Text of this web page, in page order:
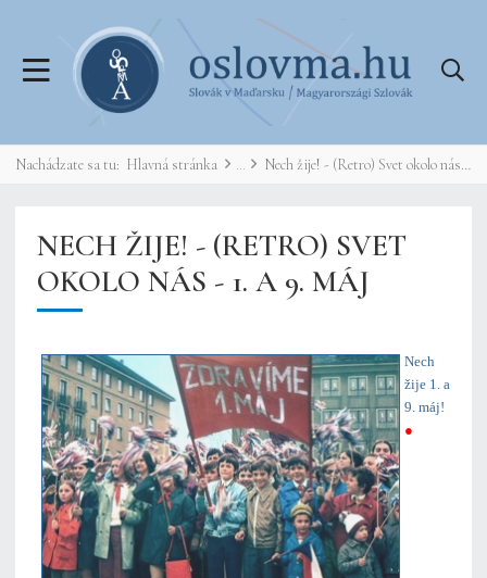
Nachádzate sa tu: Hlavná stránka Nech žije! - (Retro) Svet okolo nás - 1. a 9. máj
NECH ŽIJE! - (RETRO) SVET
OKOLO NÁS - 1. A 9. MÁJ
Nech
žije 1. a
9. máj!
●